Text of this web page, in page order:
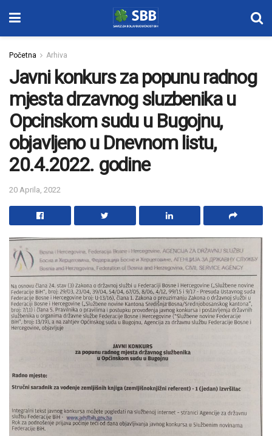
Početna Arhiva
Javni konkurs za popunu radnog
mjesta drzavnog sluzbenika u
Opcinskom sudu u Bugojnu,
objavljeno u Dnevnom listu,
20.4.2022. godine
20 Aprila, 2022